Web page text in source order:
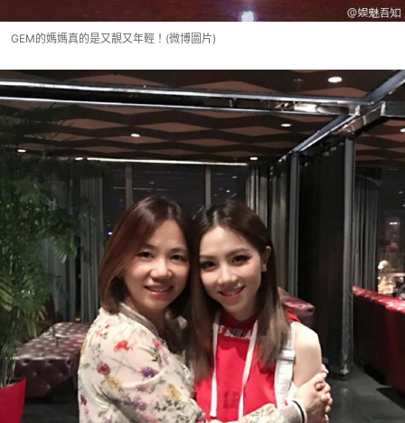
GEM的媽媽真的是又靚又年輕！(微博圖片)